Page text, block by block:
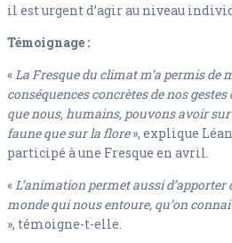
il est urgent d’agir au niveau
Témoignage :
« La Fresque du climat m’a permis de
conséquences concrètes de nos
que nous, humains, pouvons avoir
faune que sur la flore», explique
participé à une Fresque en avril.
« L’animation permet aussi
monde qui nous entoure, qu’on
», témoigne-t-elle.